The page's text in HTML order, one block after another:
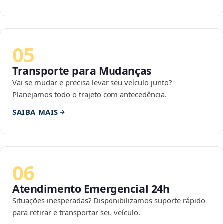
05
Transporte para Mudanças
Vai se mudar e precisa levar seu veículo junto?
Planejamos todo o trajeto com antecedência.
SAIBA MAIS
06
Atendimento Emergencial 24h
Situações inesperadas? Disponibilizamos suporte rápido
para retirar e transportar seu veículo.